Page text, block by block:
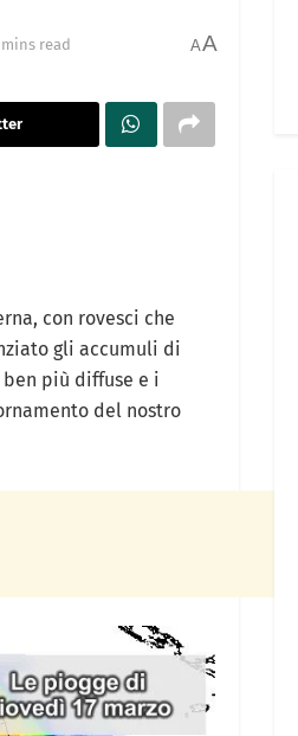
read AA
con rovesci che
gli accumuli di
più diffuse e i
del nostro